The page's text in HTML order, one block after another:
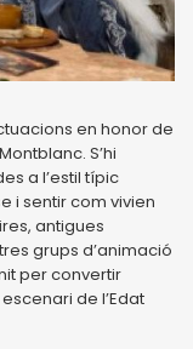
en honor de
S’hi
a l’estil típic
i sentir com vivien
antigues
grups d’animació
per convertir
de l’Edat